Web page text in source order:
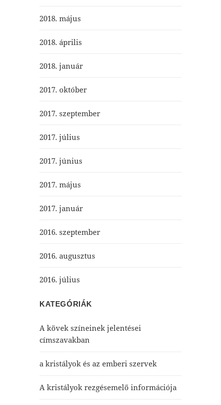
2018. május
2018. április
2018. január
2017. október
2017. szeptember
2017. július
2017. június
2017. május
2017. január
2016. szeptember
2016. augusztus
2016. július
KATEGÓRIÁK
A kövek színeinek jelentései
címszavakban
a kristályok és az emberi szervek
A kristályok rezgésemelő információja